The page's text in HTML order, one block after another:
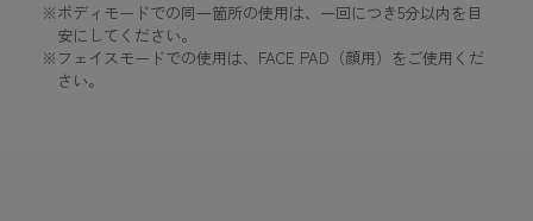
※ボディモードでの同一箇所の使用は、一回につき5分以内を目
安にしてください。
※フェイスモードでの使用は、FACE PAD（顔用）をご使用くだ
さい。